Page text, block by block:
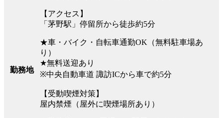
勤務地
【アクセス】
「茅野駅」停留所から徒歩約5分
★車・バイク・自転車通勤OK（無料駐車場あ
り）
★無料送迎あり
※中央自動車道 諏訪ICから車で約5分
【受動喫煙対策】
屋内禁煙（屋外に喫煙場所あり）